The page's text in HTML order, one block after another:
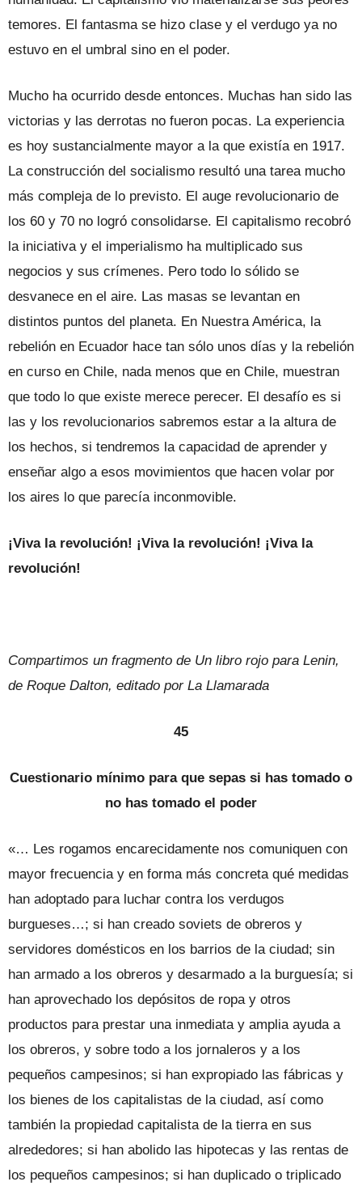
temores. El fantasma se hizo clase y el verdugo ya no
estuvo en el umbral sino en el poder.
Mucho ha ocurrido desde entonces. Muchas han sido las
victorias y las derrotas no fueron pocas. La experiencia
es hoy sustancialmente mayor a la que existía en 1917.
La construcción del socialismo resultó una tarea mucho
más compleja de lo previsto. El auge revolucionario de
los 60 y 70 no logró consolidarse. El capitalismo recobró
la iniciativa y el imperialismo ha multiplicado sus
negocios y sus crímenes. Pero todo lo sólido se
desvanece en el aire. Las masas se levantan en
distintos puntos del planeta. En Nuestra América, la
rebelión en Ecuador hace tan sólo unos días y la rebelión
en curso en Chile, nada menos que en Chile, muestran
que todo lo que existe merece perecer. El desafío es si
las y los revolucionarios sabremos estar a la altura de
los hechos, si tendremos la capacidad de aprender y
enseñar algo a esos movimientos que hacen volar por
los aires lo que parecía inconmovible.
¡Viva la revolución! ¡Viva la revolución! ¡Viva la
revolución!
Compartimos un fragmento de Un libro rojo para Lenin,
de Roque Dalton, editado por La Llamarada
45
Cuestionario mínimo para que sepas si has tomado o
no has tomado el poder
«… Les rogamos encarecidamente nos comuniquen con
mayor frecuencia y en forma más concreta qué medidas
han adoptado para luchar contra los verdugos
burgueses…; si han creado soviets de obreros y
servidores domésticos en los barrios de la ciudad; sin
han armado a los obreros y desarmado a la burguesía; si
han aprovechado los depósitos de ropa y otros
productos para prestar una inmediata y amplia ayuda a
los obreros, y sobre todo a los jornaleros y a los
pequeños campesinos; si han expropiado las fábricas y
los bienes de los capitalistas de la ciudad, así como
también la propiedad capitalista de la tierra en sus
alrededores; si han abolido las hipotecas y las rentas de
los pequeños campesinos; si han duplicado o triplicado